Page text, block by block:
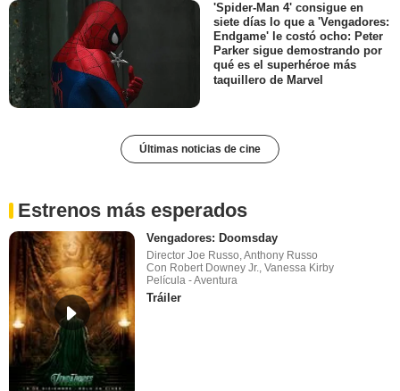
'Spider-Man 4' consigue en
siete días lo que a 'Vengadores:
Endgame' le costó ocho: Peter
Parker sigue demostrando por
qué es el superhéroe más
taquillero de Marvel
Últimas noticias de cine
Estrenos más esperados
Vengadores: Doomsday
Director Joe Russo, Anthony Russo
Con Robert Downey Jr., Vanessa Kirby
Película - Aventura
Tráiler